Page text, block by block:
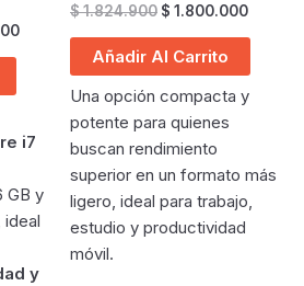
Current
$ 3.005.000.
i7
GB y
ideal
y
Valorado
en
0
$1.824.900 Original
was:
$ 1.824.900.
$ 1.800.000
Añadir Al Carrito
Una opción compacta y
potente para quienes
buscan rendimiento
superior en un formato más
ligero, ideal para trabajo,
estudio y productividad
móvil.